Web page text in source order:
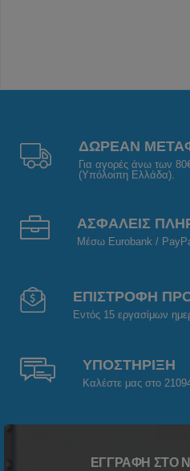
ΔΩΡΕΑΝ
Για αγορές άνω των
(Υπόλοιπη Ελλάδα).
ΑΣΦΑΛΕΙΣ
Μέσω Eurobank /
ΕΠΙΣΤΡΟΦΗ
Εντός 15 εργασίμων
ΥΠΟΣΤΗΡΙΞΗ
Καλέστε μας στο
ΕΓΓΡΑΦΉ ΣΤΟ